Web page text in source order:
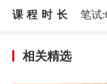
课程时长 笔试
相关精选